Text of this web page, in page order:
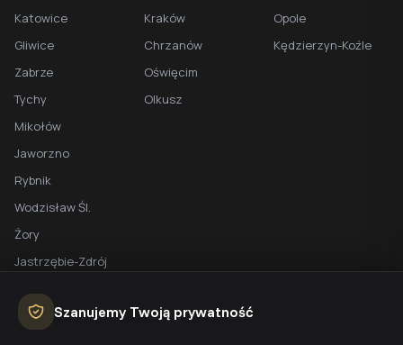
Katowice
Gliwice
Zabrze
Tychy
Mikołów
Jaworzno
Rybnik
Wodzisław Śl.
Żory
Jastrzębie-Zdrój
Kraków
Chrzanów
Oświęcim
Olkusz
Opole
Kędzierzyn-Koźle
Szanujemy Twoją prywatność